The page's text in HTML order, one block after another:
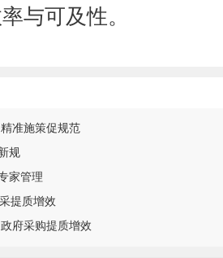
与可及性。
准施策促规范
规
家管理
提质增效
府采购提质增效